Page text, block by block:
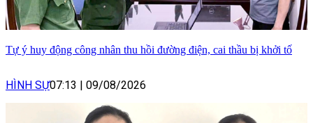
Tự ý huy động công nhân thu hồi đường điện, cai thầu bị khởi tố
HÌNH SỰ07:13 | 09/08/2026